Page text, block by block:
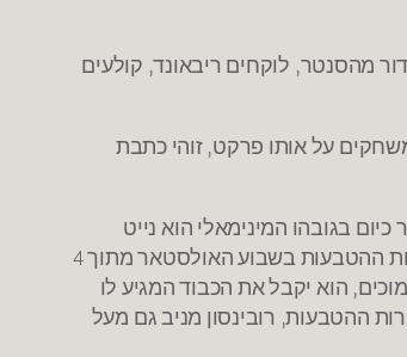
מהסנטר, לוקחים ריבאונד, קולעים
על אותו פרקט, זוהי כתבת
ביותר כיום בגובהו המינימאלי הוא נייט
רובינסון. כשהוא מתנשא לגובה של 1.79 מטר בלבד נייט רובינסון שבר את אחד השיאים המעניינים של הליגה, הוא זכה 3 פעמים באליפות ההטבעות בשבוע האולסטאר מתוך 4
הוא יקבל את הכבוד המגיע לו
מלהגיע אחת לשנה לתחרות ההטבעות, רובינסון מניב גם מעל